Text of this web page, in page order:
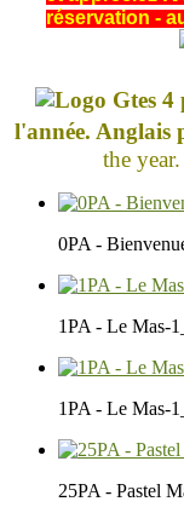
réservation -
l'année. Anglais
the
0PA -
1PA - Le Mas-
1PA - Le Mas-
25PA - Pastel